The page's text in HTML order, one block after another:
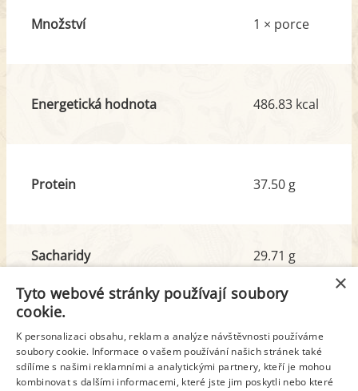
Množství 1 × porce
Energetická hodnota 486.83 kcal
Protein 37.50 g
Sacharidy
z toho cukr
29.71 g
17.49 g
Tuk
z toho nas. mastné kyseliny
23.43 g
15.02 g
×
Tyto webové stránky používají soubory
cookie.
K personalizaci obsahu, reklam a analýze návštěvnosti používáme
soubory cookie. Informace o vašem používání našich stránek také
sdílíme s našimi reklamními a analytickými partnery, kteří je mohou
kombinovat s dalšími informacemi, které jste jim poskytli nebo které